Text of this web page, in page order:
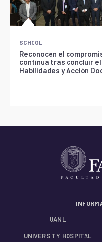
SCHOOL
Reconocen el
continua tras concluir el
Habilidades y Acción
UANL
UNIVERSITY HOSPITAL